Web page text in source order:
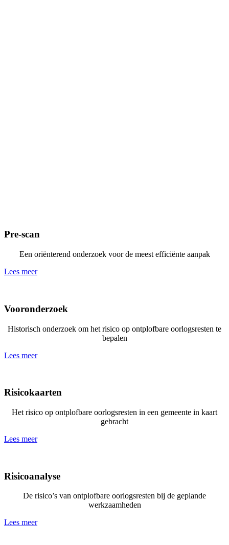
Pre-scan
Een oriënterend onderzoek voor de meest efficiënte aanpak
Lees meer
Vooronderzoek
Historisch onderzoek om het risico op ontplofbare oorlogsresten te
bepalen
Lees meer
Risicokaarten
Het risico op ontplofbare oorlogsresten in een gemeente in kaart
gebracht
Lees meer
Risicoanalyse
De risico’s van ontplofbare oorlogsresten bij de geplande
werkzaamheden
Lees meer